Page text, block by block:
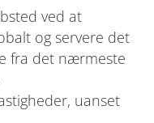
ved at
og servere det
fra det nærmeste
uanset